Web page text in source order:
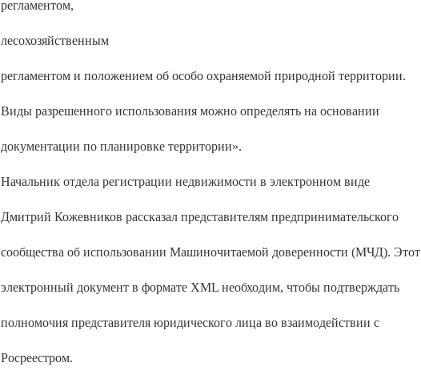
регламентом,
лесохозяйственным
регламентом и положением об особо охраняемой природной территории.
Виды разрешенного использования можно определять на основании
документации по планировке территории».
Начальник отдела регистрации недвижимости в электронном виде
Дмитрий Кожевников рассказал представителям предпринимательского
сообщества об использовании Машиночитаемой доверенности (МЧД). Этот
электронный документ в формате XML необходим, чтобы подтверждать
полномочия представителя юридического лица во взаимодействии с
Росреестром.